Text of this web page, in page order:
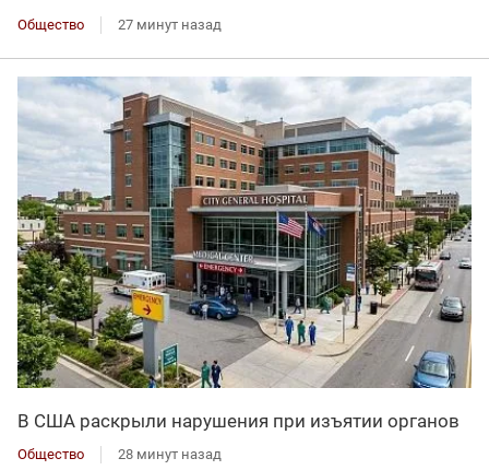
Общество 27 минут назад
В США раскрыли нарушения при изъятии органов
Общество 28 минут назад